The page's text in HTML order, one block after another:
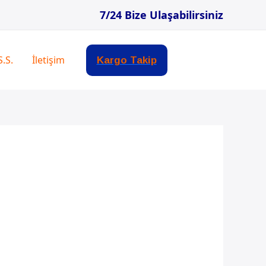
7/24 Bize Ulaşabilirsiniz
İletişim Kargo Takip